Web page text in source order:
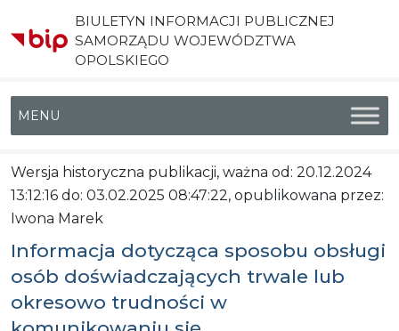
BIULETYN INFORMACJI PUBLICZNEJ
SAMORZĄDU WOJEWÓDZTWA
OPOLSKIEGO
Menu główne
Wersja historyczna publikacji, ważna od: 20.12.2024
13:12:16 do: 03.02.2025 08:47:22, opublikowana przez:
Iwona Marek
Informacja dotycząca sposobu obsługi
osób doświadczających trwale lub
okresowo trudności w